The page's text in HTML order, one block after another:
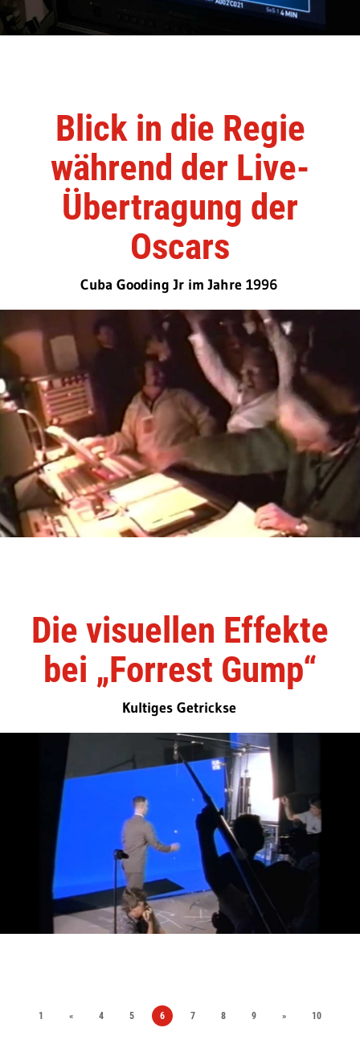
Blick in die Regie
während der Live-
Übertragung der
Oscars
Cuba Gooding Jr im Jahre 1996
Die visuellen Effekte
bei „Forrest Gump“
Kultiges Getrickse
1 « 4 5 6 7 8 9 » 10